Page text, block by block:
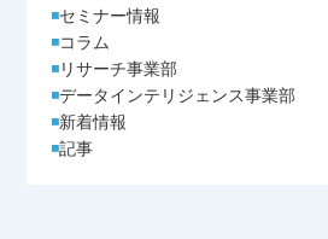
セミナー情報
コラム
リサーチ事業部
データインテリジェンス事業部
新着情報
記事